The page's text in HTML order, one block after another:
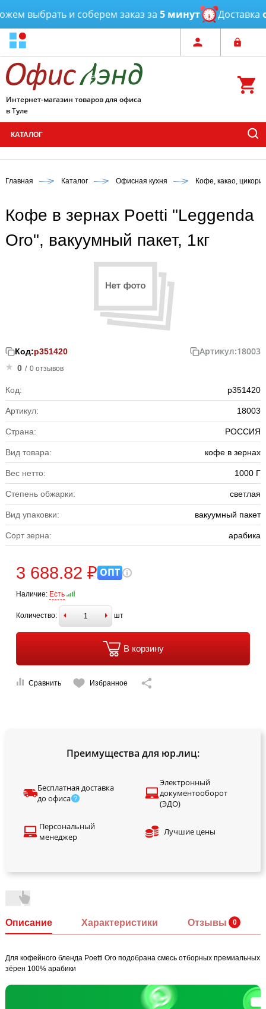
выбрать и соберем заказ за5 минут Доставка
Интернет-магазин товаров для офиса
в Туле
КАТАЛОГ
Главная Каталог Офисная кухня Кофе, какао,
Кофе в зернах Poetti "Leggenda
Oro", вакуумный пакет, 1кг
Код:р351420 Артикул:18003
0 / 0 отзывов
Код: р351420
Артикул: 18003
Страна: РОССИЯ
Вид товара: кофе в зернах
Вес нетто: 1000 Г
Степень обжарки: светлая
Вид упаковки: вакуумный пакет
Сорт зерна: арабика
3 688.82 ₽ ОПТ
Наличие: Есть
Количество: шт
В корзину
Сравнить Избранное
Преимущества для юр.лиц:
Бесплатная доставка
до офиса
Электронный
документооборот
(ЭДО)
Персональный
менеджер
Лучшие цены
Описание Характеристики Отзывы
Для кофейного бленда Poetti Oro подобрана смесь отборных премиальных
зёрен 100% арабики